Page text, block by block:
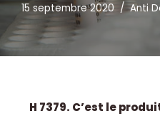
15 septembre 2020 Anti
H 7379. C’est le